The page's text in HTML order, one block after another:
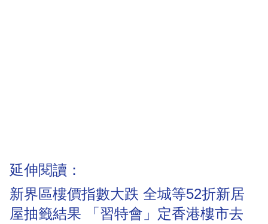
延伸閱讀：
新界區樓價指數大跌 全城等52折新居
屋抽籤結果 「習特會」定香港樓市去